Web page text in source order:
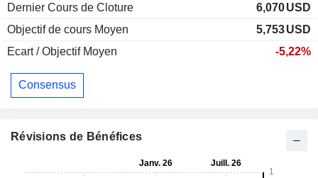
Dernier Cours de Cloture
6,070USD
Objectif de cours Moyen
5,753USD
Ecart / Objectif Moyen
-5,22%
Consensus
Révisions de Bénéfices